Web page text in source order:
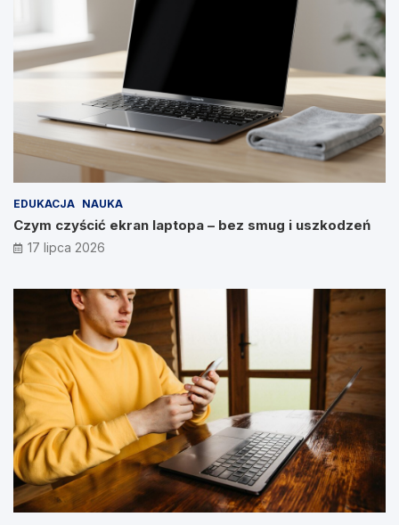
EDUKACJA NAUKA
Czym czyścić ekran laptopa – bez smug i uszkodzeń
17 lipca 2026